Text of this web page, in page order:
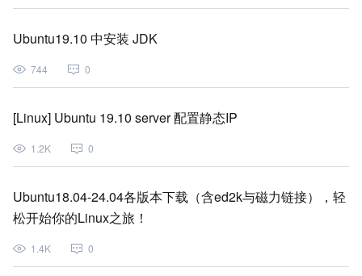
Ubuntu19.10 中安装 JDK
744 0
[Linux] Ubuntu 19.10 server 配置静态IP
1.2K 0
Ubuntu18.04-24.04各版本下载（含ed2k与磁力链接），轻
松开始你的Linux之旅！
1.4K 0